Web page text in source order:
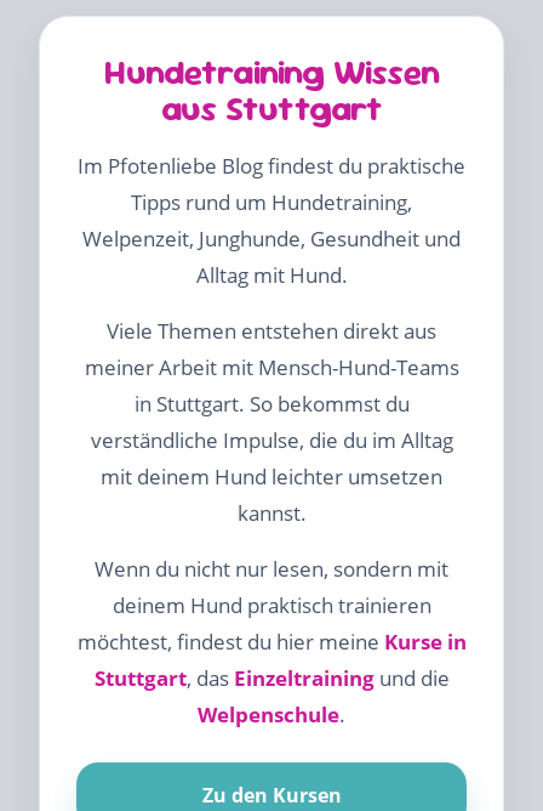
Hundetraining Wissen
aus Stuttgart
Im Pfotenliebe Blog findest du praktische
Tipps rund um Hundetraining,
Welpenzeit, Junghunde, Gesundheit und
Alltag mit Hund.
Viele Themen entstehen direkt aus
meiner Arbeit mit Mensch-Hund-Teams
in Stuttgart. So bekommst du
verständliche Impulse, die du im Alltag
mit deinem Hund leichter umsetzen
kannst.
Wenn du nicht nur lesen, sondern mit
deinem Hund praktisch trainieren
möchtest, findest du hier meine Kurse in
Stuttgart, das Einzeltrainingund die
Welpenschule.
Zu den Kursen